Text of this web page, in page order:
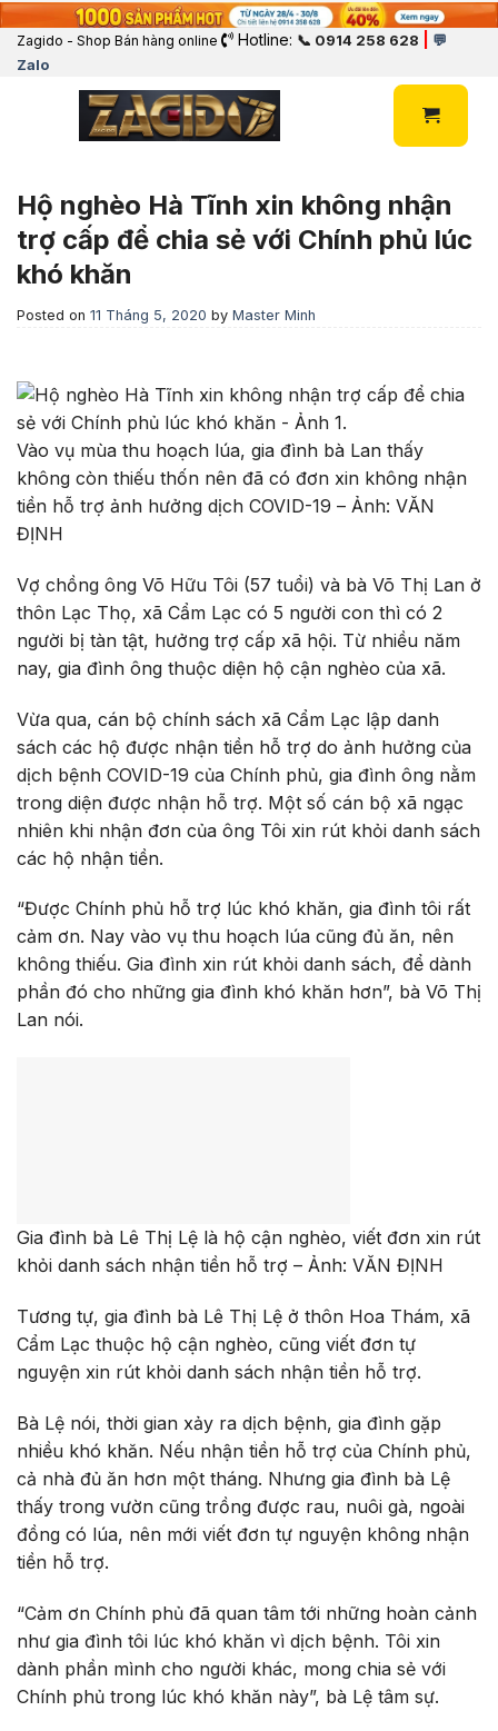
Zagido - Shop Bán hàng online Hotline: 📞 0914 258 628
💬
Zalo
Hộ nghèo Hà Tĩnh xin không nhận
trợ cấp để chia sẻ với Chính phủ lúc
khó khăn
Posted on 11 Tháng 5, 2020 by Master Minh
Vào vụ mùa thu hoạch lúa, gia đình bà Lan thấy
không còn thiếu thốn nên đã có đơn xin không nhận
tiền hỗ trợ ảnh hưởng dịch COVID-19 – Ảnh: VĂN
ĐỊNH
Vợ chồng ông Võ Hữu Tôi (57 tuổi) và bà Võ Thị Lan ở
thôn Lạc Thọ, xã Cẩm Lạc có 5 người con thì có 2
người bị tàn tật, hưởng trợ cấp xã hội. Từ nhiều năm
nay, gia đình ông thuộc diện hộ cận nghèo của xã.
Vừa qua, cán bộ chính sách xã Cẩm Lạc lập danh
sách các hộ được nhận tiền hỗ trợ do ảnh hưởng của
dịch bệnh COVID-19 của Chính phủ, gia đình ông nằm
trong diện được nhận hỗ trợ. Một số cán bộ xã ngạc
nhiên khi nhận đơn của ông Tôi xin rút khỏi danh sách
các hộ nhận tiền.
“Được Chính phủ hỗ trợ lúc khó khăn, gia đình tôi rất
cảm ơn. Nay vào vụ thu hoạch lúa cũng đủ ăn, nên
không thiếu. Gia đình xin rút khỏi danh sách, để dành
phần đó cho những gia đình khó khăn hơn”, bà Võ Thị
Lan nói.
Gia đình bà Lê Thị Lệ là hộ cận nghèo, viết đơn xin rút
khỏi danh sách nhận tiền hỗ trợ – Ảnh: VĂN ĐỊNH
Tương tự, gia đình bà Lê Thị Lệ ở thôn Hoa Thám, xã
Cẩm Lạc thuộc hộ cận nghèo, cũng viết đơn tự
nguyện xin rút khỏi danh sách nhận tiền hỗ trợ.
Bà Lệ nói, thời gian xảy ra dịch bệnh, gia đình gặp
nhiều khó khăn. Nếu nhận tiền hỗ trợ của Chính phủ,
cả nhà đủ ăn hơn một tháng. Nhưng gia đình bà Lệ
thấy trong vườn cũng trồng được rau, nuôi gà, ngoài
đồng có lúa, nên mới viết đơn tự nguyện không nhận
tiền hỗ trợ.
“Cảm ơn Chính phủ đã quan tâm tới những hoàn cảnh
như gia đình tôi lúc khó khăn vì dịch bệnh. Tôi xin
dành phần mình cho người khác, mong chia sẻ với
Chính phủ trong lúc khó khăn này”, bà Lệ tâm sự.